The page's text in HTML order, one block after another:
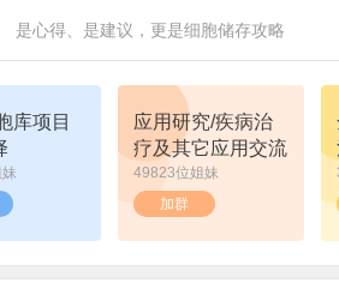
是心得、是建议，更是细胞储存攻略
库项目
应用研究/疾病治
疗及其它应用交流
49823位姐妹
加群